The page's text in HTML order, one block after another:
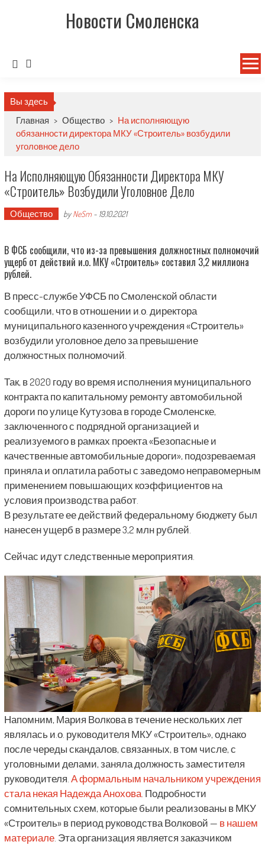
Новости Смоленска
Вы здесь
Главная > Общество > На исполняющую
обязанности директора МКУ «Строитель» возбудили
уголовное дело
На Исполняющую Обязанности Директора МКУ
«Строитель» Возбудили Уголовное Дело
Общество byNeSm- 19.10.2021
В ФСБ сообщили, что из-за превышения должностных полномочий
ущерб от действий и.о. МКУ «Строитель» составил 3,2 миллиона
рублей.
В пресс-службе УФСБ по Смоленской области
сообщили, что в отношении и.о. директора
муниципального казенного учреждения «Строитель»
возбудили уголовное дело за превышение
должностных полномочий.
Так, в 2020 году во время исполнения муниципального
контракта по капитальному ремонту автомобильной
дороги по улице Кутузова в городе Смоленске,
заключенного с подрядной организацией и
реализуемого в рамках проекта «Безопасные и
качественные автомобильные дороги», подозреваемая
приняла и оплатила работы с заведомо неправомерным
применением повышающих коэффициентов на
условия производства работ.
В результате ее действий федеральному бюджету был
нанесен ущерб в размере 3,2 млн рублей.
Сейчас идут следственные мероприятия.
Напомним, Мария Волкова в течение нескольких лет
являлась и.о. руководителя МКУ «Строитель», однако
после череды скандалов, связанных, в том числе, с
уголовными делами, заняла должность заместителя
руководителя. А формальным начальником учреждения
стала некая Надежда Анохова. Подробности
сомнительных схем, которые были реализованы в МКУ
«Строитель» в период руководства Волковой — в нашем
материале. Эта организация является заказчиком